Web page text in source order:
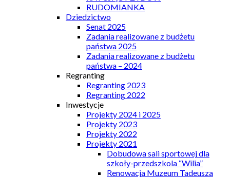
RUDOMIANKA
Dziedzictwo
Senat 2025
Zadania realizowane z budżetu
państwa 2025
Zadania realizowane z budżetu
państwa – 2024
Regranting
Regranting 2023
Regranting 2022
Inwestycje
Projekty 2024 i 2025
Projekty 2023
Projekty 2022
Projekty 2021
Dobudowa sali sportowej dla
szkoły-przedszkola “Wilia”
Renowacja Muzeum Tadeusza